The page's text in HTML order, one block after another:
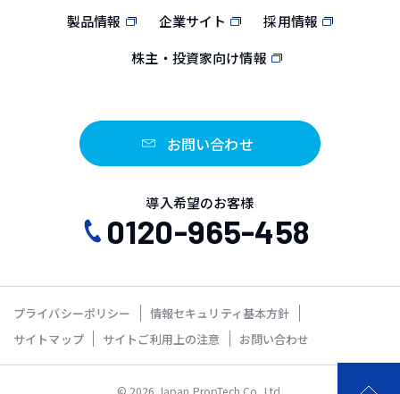
製品情報 企業サイト
採用情報
株主・投資家向け情報
お問い合わせ
導入希望のお客様
0120-965-458
プライバシーポリシー
情報セキュリティ基本方針
サイトマップ
サイトご利用上の注意 お問い合わせ